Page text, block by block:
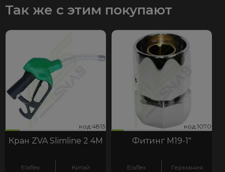
Так же с этим покупают
код:4813 код:4813
Кран ZVA Slimline 2 4М
Elaflex Китай
код:1070 код:1070
Фитинг М19-1"
Elaflex Германия